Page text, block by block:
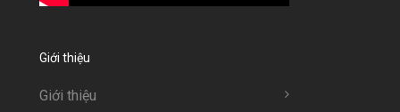
Giới thiệu
Giới thiệu